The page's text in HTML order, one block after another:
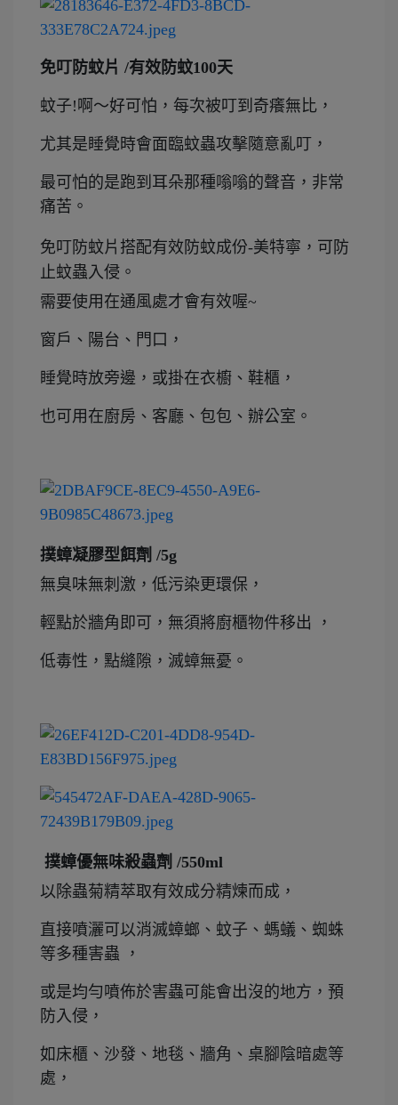
免叮防蚊片 /有效防蚊100天
蚊子!啊～好可怕，每次被叮到奇癢無比，
尤其是睡覺時會面臨蚊蟲攻擊隨意亂叮，
最可怕的是跑到耳朵那種嗡嗡的聲音，非常
痛苦。
免叮防蚊片搭配有效防蚊成份-美特寧，可防
止蚊蟲入侵。
需要使用在通風處才會有效喔~
窗戶、陽台、門口，
睡覺時放旁邊，或掛在衣櫥、鞋櫃，
也可用在廚房、客廳、包包、辦公室。
撲蟑凝膠型餌劑 /5g
無臭味無刺激，低污染更環保，
輕點於牆角即可，無須將廚櫃物件移出 ，
低毒性，點縫隙，滅蟑無憂。
撲蟑優無味殺蟲劑 /550ml
以除蟲菊精萃取有效成分精煉而成，
直接噴灑可以消滅蟑螂、蚊子、螞蟻、蜘蛛
等多種害蟲 ，
或是均勻噴佈於害蟲可能會出沒的地方，預
防入侵，
如床櫃、沙發、地毯、牆角、桌腳陰暗處等
處，